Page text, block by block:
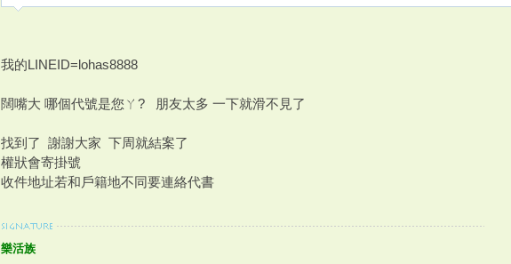
我的LINEID=lohas8888
闊嘴大 哪個代號是您ㄚ? 朋友太多 一下就滑不見了
找到了 謝謝大家 下周就結案了
權狀會寄掛號
收件地址若和戶籍地不同要連絡代書
樂活族